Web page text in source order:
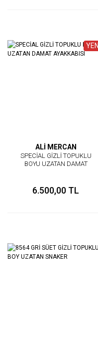
ALİ MERCAN
SPECİAL GİZLİ TOPUKLU
BOYU UZATAN DAMAT
6.500,00 TL